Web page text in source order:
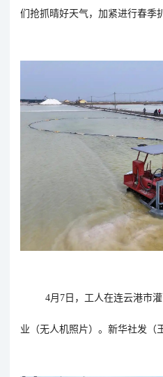
们抢抓晴好天气，加紧进行春季
4月7日，工人在连云港市
业（无人机照片）。 新华社发（